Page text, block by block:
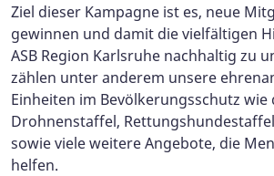
Ziel dieser Kampagne ist es, neue
gewinnen und damit die vielfältigen
ASB Region Karlsruhe nachhaltig zu
zählen unter anderem unsere
Einheiten im Bevölkerungsschutz wie
Drohnenstaffel,
sowie viele weitere Angebote, die
helfen.